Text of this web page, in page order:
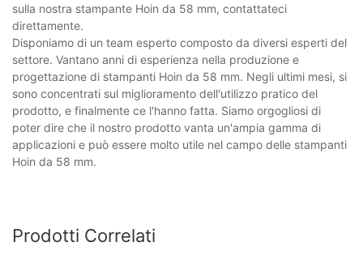
sulla nostra stampante Hoin da 58 mm, contattateci
direttamente.
Disponiamo di un team esperto composto da diversi esperti del
settore. Vantano anni di esperienza nella produzione e
progettazione di stampanti Hoin da 58 mm. Negli ultimi mesi, si
sono concentrati sul miglioramento dell'utilizzo pratico del
prodotto, e finalmente ce l'hanno fatta. Siamo orgogliosi di
poter dire che il nostro prodotto vanta un'ampia gamma di
applicazioni e può essere molto utile nel campo delle stampanti
Hoin da 58 mm.
Prodotti Correlati